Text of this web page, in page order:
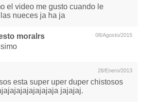
el video me gusto cuando le
nueces ja ha ja
08/Agosto/2015
moralrs
28/Enero/2013
esta super uper duper chistosos
jajajaj.